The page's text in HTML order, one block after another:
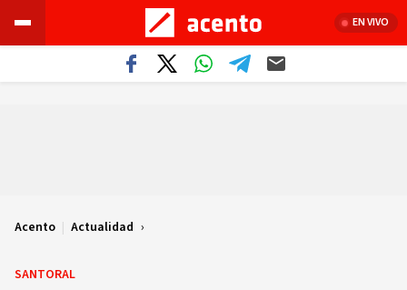
EN VIVO
Acento | Actualidad
SANTORAL